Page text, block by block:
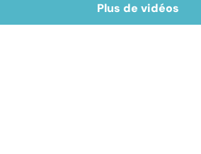
Plus de vidéos